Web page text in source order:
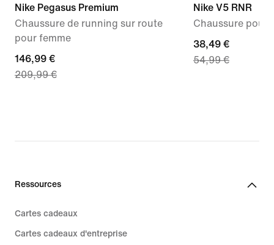
Nike Pegasus Premium
Chaussure de running sur route
pour femme
current
price
209,99 €
146,99 €
209,99 €
Nike V5 RNR
Chaussure pour
current
price
38,49 €
54,99 €
Ressources
Cartes cadeaux
Cartes cadeaux d'entreprise